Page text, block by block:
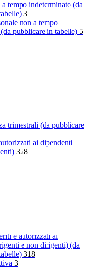
a tempo indeterminato (da
3
non a tempo
pubblicare in tabelle) 5
trimestrali (da pubblicare
ai dipendenti
328
e autorizzati ai
e non dirigenti) (da
318
3